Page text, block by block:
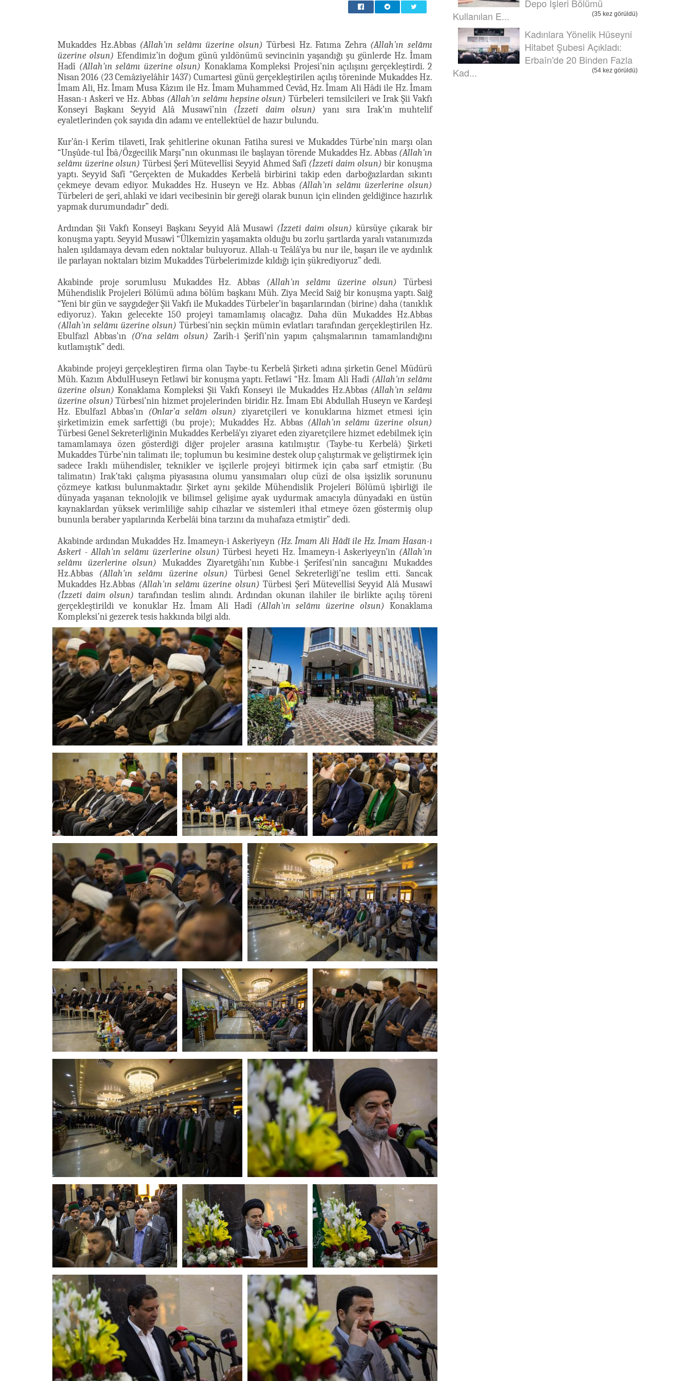
Mukaddes Hz.Abbas (Allah'ın selâmı üzerine olsun) Türbesi Hz. Fatıma Zehra (Allah'ın selâmı
üzerine olsun) Efendimiz’in doğum günü yıldönümü sevincinin yaşandığı şu günlerde Hz. İmam
Hadî (Allah'ın selâmı üzerine olsun) Konaklama Kompleksi Projesi’nin açılışını gerçekleştirdi. 2
Nisan 2016 (23 Cemâziyelâhir 1437) Cumartesi günü gerçekleştirilen açılış töreninde Mukaddes Hz.
İmam Ali, Hz. İmam Musa Kâzım ile Hz. İmam Muhammed Cevâd, Hz. İmam Ali Hâdi ile Hz. İmam
Hasan-ı Askerî ve Hz. Abbas (Allah'ın selâmı hepsine olsun) Türbeleri temsilcileri ve Irak Şii Vakfı
Konseyi Başkanı Seyyid Alâ Musawî’nin (İzzeti daim olsun) yanı sıra Irak’ın muhtelif
eyaletlerinden çok sayıda din adamı ve entellektüel de hazır bulundu.
Kur’ân-i Kerîm tilaveti, Irak şehitlerine okunan Fatiha suresi ve Mukaddes Türbe’nin marşı olan
“Unşûde-tul İbâ/Özgecilik Marşı”nın okunması ile başlayan törende Mukaddes Hz. Abbas (Allah'ın
selâmı üzerine olsun) Türbesi Şerî Mütevellîsi Seyyid Ahmed Safî (İzzeti daim olsun) bir konuşma
yaptı. Seyyid Safî “Gerçekten de Mukaddes Kerbelâ birbirini takip eden darboğazlardan sıkıntı
çekmeye devam ediyor. Mukaddes Hz. Huseyn ve Hz. Abbas (Allah'ın selâmı üzerlerine olsun)
Türbeleri de şerî, ahlakî ve idari vecibesinin bir gereği olarak bunun için elinden geldiğince hazırlık
yapmak durumundadır” dedi.
Ardından Şii Vakfı Konseyi Başkanı Seyyid Alâ Musawî (İzzeti daim olsun) kürsüye çıkarak bir
konuşma yaptı. Seyyid Musawî “Ülkemizin yaşamakta olduğu bu zorlu şartlarda yaralı vatanımızda
halen ışıldamaya devam eden noktalar buluyoruz. Allah-u Teâlâ’ya bu nur ile, başarı ile ve aydınlık
ile parlayan noktaları bizim Mukaddes Türbelerimizde kıldığı için şükrediyoruz” dedi.
Akabinde proje sorumlusu Mukaddes Hz. Abbas (Allah'ın selâmı üzerine olsun) Türbesi
Mühendislik Projeleri Bölümü adına bölüm başkanı Müh. Ziya Mecîd Saiğ bir konuşma yaptı. Saiğ
“Yeni bir gün ve saygıdeğer Şii Vakfı ile Mukaddes Türbeler’in başarılarından (birine) daha (tanıklık
ediyoruz). Yakın gelecekte 150 projeyi tamamlamış olacağız. Daha dün Mukaddes Hz.Abbas
(Allah'ın selâmı üzerine olsun) Türbesi’nin seçkin mümin evlatları tarafından gerçekleştirilen Hz.
Ebulfazl Abbas’ın (O'na selâm olsun) Zarîh-i Şerîfi’nin yapım çalışmalarının tamamlandığını
kutlamıştık” dedi.
Akabinde projeyi gerçekleştiren firma olan Taybe-tu Kerbelâ Şirketi adına şirketin Genel Müdürü
Müh. Kazım AbdulHuseyn Fetlawî bir konuşma yaptı. Fetlawî “Hz. İmam Ali Hadî (Allah'ın selâmı
üzerine olsun) Konaklama Kompleksi Şii Vakfı Konseyi ile Mukaddes Hz.Abbas (Allah'ın selâmı
üzerine olsun) Türbesi’nin hizmet projelerinden biridir. Hz. İmam Ebi Abdullah Huseyn ve Kardeşi
Hz. Ebulfazl Abbas’ın (Onlar’a selâm olsun) ziyaretçileri ve konuklarına hizmet etmesi için
şirketimizin emek sarfettiği (bu proje); Mukaddes Hz. Abbas (Allah'ın selâmı üzerine olsun)
Türbesi Genel Sekreterliğinin Mukaddes Kerbelâ’yı ziyaret eden ziyaretçilere hizmet edebilmek için
tamamlamaya özen gösterdiği diğer projeler arasına katılmıştır. (Taybe-tu Kerbelâ) Şirketi
Mukaddes Türbe’nin talimatı ile; toplumun bu kesimine destek olup çalıştırmak ve geliştirmek için
sadece Iraklı mühendisler, teknikler ve işçilerle projeyi bitirmek için çaba sarf etmiştir. (Bu
talimatın) Irak’taki çalışma piyasasına olumu yansımaları olup cüzî de olsa işsizlik sorununu
çözmeye katkısı bulunmaktadır. Şirket aynı şekilde Mühendislik Projeleri Bölümü işbirliği ile
dünyada yaşanan teknolojik ve bilimsel gelişime ayak uydurmak amacıyla dünyadaki en üstün
kaynaklardan yüksek verimliliğe sahip cihazlar ve sistemleri ithal etmeye özen göstermiş olup
bununla beraber yapılarında Kerbelâi bina tarzını da muhafaza etmiştir” dedi.
Akabinde ardından Mukaddes Hz. İmameyn-i Askeriyeyn (Hz. İmam Ali Hâdî ile Hz. İmam Hasan-ı
Askerî - Allah'ın selâmı üzerlerine olsun) Türbesi heyeti Hz. İmameyn-i Askeriyeyn’in (Allah'ın
selâmı üzerlerine olsun) Mukaddes Ziyaretgâhı’nın Kubbe-i Şerîfesi’nin sancağını Mukaddes
Hz.Abbas (Allah'ın selâmı üzerine olsun) Türbesi Genel Sekreterliği’ne teslim etti. Sancak
Mukaddes Hz.Abbas (Allah'ın selâmı üzerine olsun) Türbesi Şerî Mütevellîsi Seyyid Alâ Musawî
(İzzeti daim olsun) tarafından teslim alındı. Ardından okunan ilahiler ile birlikte açılış töreni
gerçekleştirildi ve konuklar Hz. İmam Ali Hadî (Allah'ın selâmı üzerine olsun) Konaklama
Kompleksi’ni gezerek tesis hakkında bilgi aldı.
Depo İşleri Bölümü
Kullanılan E...
(35 kez görüldü)
Kadınlara Yönelik Hüseyni
Hitabet Şubesi Açıkladı:
Erbaîn'de 20 Binden Fazla
Kad...
(54 kez görüldü)